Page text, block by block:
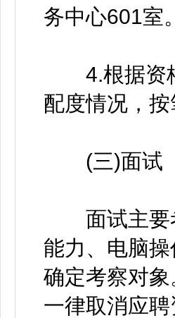
务中心601室。
4.根据资格
配度情况，
(三)面试
面试主要考
能力、电脑
确定考察对
一律取消应聘